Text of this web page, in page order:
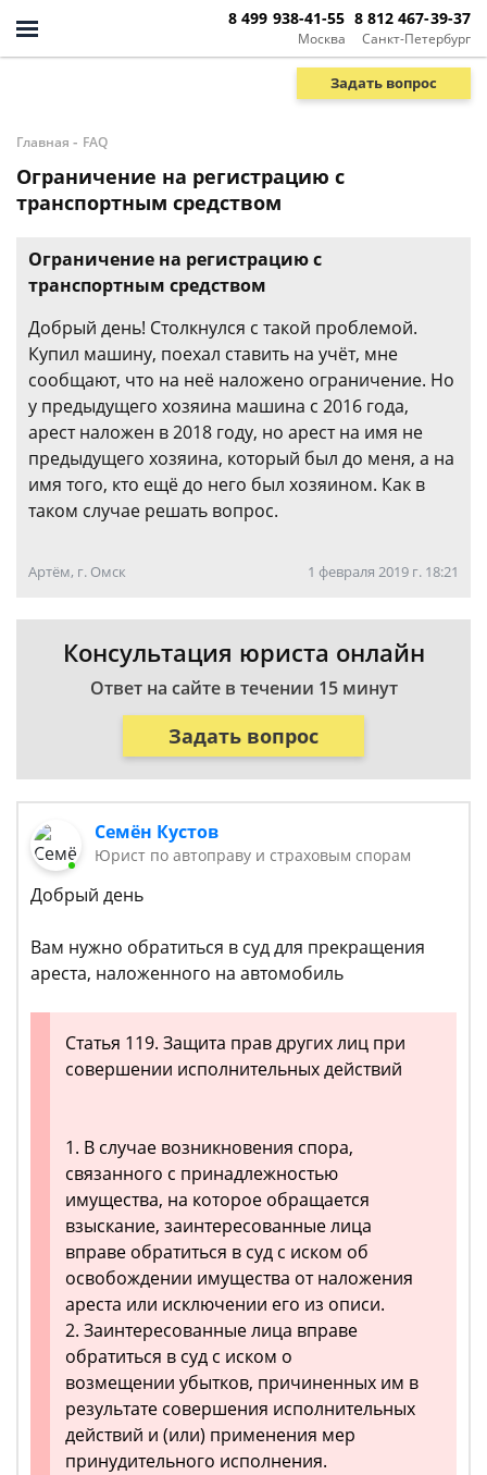
Москва
8 499 938-41-55
Санкт-Петербург
8 812 467-39-37
Задать вопрос
Главная - FAQ
Ограничение на регистрацию с
транспортным средством
Ограничение на регистрацию с
транспортным средством
Добрый день! Столкнулся с такой проблемой.
Купил машину, поехал ставить на учёт, мне
сообщают, что на неё наложено ограничение. Но
у предыдущего хозяина машина с 2016 года,
арест наложен в 2018 году, но арест на имя не
предыдущего хозяина, который был до меня, а на
имя того, кто ещё до него был хозяином. Как в
таком случае решать вопрос.
Артём, г. Омск 1 февраля 2019 г. 18:21
Консультация юриста онлайн
Ответ на сайте в течении 15 минут
Задать вопрос
Семён Кустов
Юрист по автоправу и страховым спорам
Добрый день
Вам нужно обратиться в суд для прекращения
ареста, наложенного на автомобиль
Статья 119. Защита прав других лиц при
совершении исполнительных действий
1. В случае возникновения спора,
связанного с принадлежностью
имущества, на которое обращается
взыскание, заинтересованные лица
вправе обратиться в суд с иском об
освобождении имущества от наложения
ареста или исключении его из описи.
2. Заинтересованные лица вправе
обратиться в суд с иском о
возмещении убытков, причиненных им в
результате совершения исполнительных
действий и (или) применения мер
принудительного исполнения.